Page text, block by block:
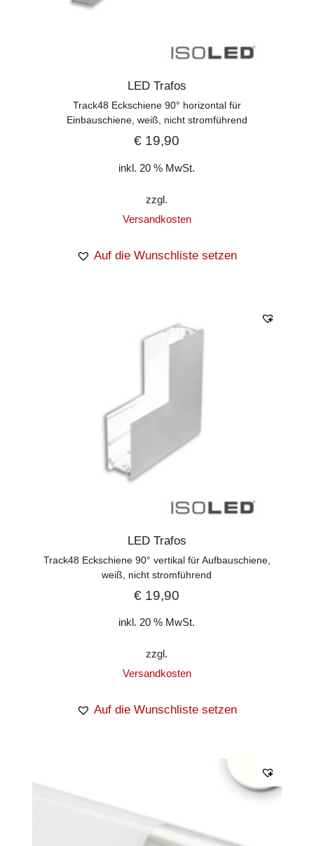
LED Trafos
Track48 Eckschiene 90° horizontal für
Einbauschiene, weiß, nicht stromführend
€ 19,90
inkl. 20 % MwSt.
zzgl.
Versandkosten
Auf die Wunschliste setzen
LED Trafos
Track48 Eckschiene 90° vertikal für Aufbauschiene,
weiß, nicht stromführend
€ 19,90
inkl. 20 % MwSt.
zzgl.
Versandkosten
Auf die Wunschliste setzen